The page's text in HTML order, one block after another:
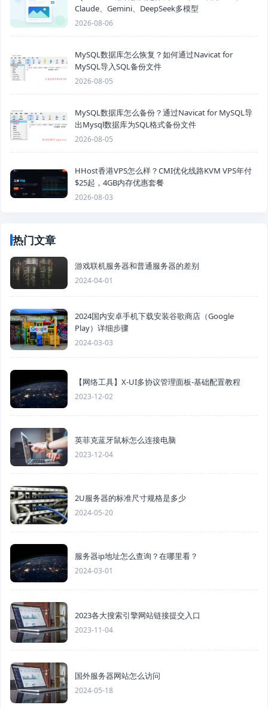
Claude、Gemini、DeepSeek多模型
2026-08-06
MySQL数据库怎么恢复？如何通过Navicat for
MySQL导入SQL备份文件
2026-08-05
MySQL数据库怎么备份？通过Navicat for MySQL导
出Mysql数据库为SQL格式备份文件
2026-08-05
HHost香港VPS怎么样？CMI优化线路KVM VPS年付
$25起，4GB内存优惠套餐
2026-08-03
热门文章
游戏联机服务器和普通服务器的差别
2024-04-01
2024国内安卓手机下载安装谷歌商店（Google
Play）详细步骤
2024-03-03
【网络工具】X-UI多协议管理面板-基础配置教程
2023-12-02
英菲克蓝牙鼠标怎么连接电脑
2023-12-04
2U服务器的标准尺寸规格是多少
2024-05-20
服务器ip地址怎么查询？在哪里看？
2024-03-01
2023各大搜索引擎网站链接提交入口
2023-11-04
国外服务器网站怎么访问
2024-05-18